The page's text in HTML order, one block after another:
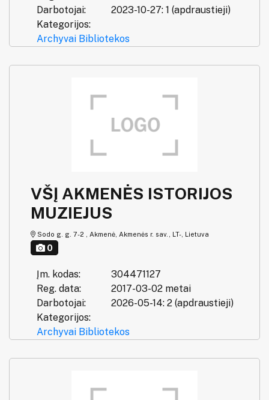
Darbotojai:
2023-10-27: 1 (apdraustieji)
Kategorijos:
Archyvai Bibliotekos
VŠĮ AKMENĖS ISTORIJOS
MUZIEJUS
Sodo g. g. 7-2 , Akmenė, Akmenės r. sav., LT-, Lietuva
0
Įm. kodas:
304471127
Reg. data:
2017-03-02 metai
Darbotojai:
2026-05-14: 2 (apdraustieji)
Kategorijos:
Archyvai Bibliotekos